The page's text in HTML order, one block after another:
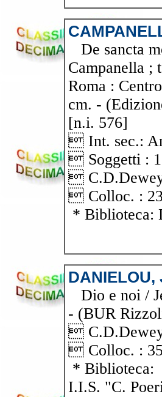
De sancta
Campanella ;
Roma :
cm. -
[n.i. 576]
 Int. sec.:
 Soggetti :

 Colloc. :
* Biblioteca:
DANIELOU,
Dio e noi /
- (BUR

 Colloc. :
* Biblioteca:
I.I.S. "C.